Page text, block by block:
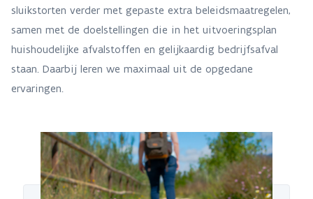
sluikstorten verder met gepaste extra beleidsmaatregelen,
samen met de doelstellingen die in het uitvoeringsplan
huishoudelijke afvalstoffen en gelijkaardig bedrijfsafval
staan. Daarbij leren we maximaal uit de opgedane
ervaringen.